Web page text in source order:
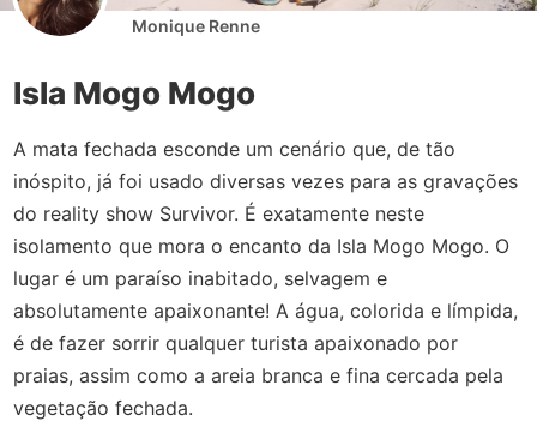
Monique Renne
Isla Mogo Mogo
A mata fechada esconde um cenário que, de tão
inóspito, já foi usado diversas vezes para as gravações
do reality show Survivor. É exatamente neste
isolamento que mora o encanto da Isla Mogo Mogo. O
lugar é um paraíso inabitado, selvagem e
absolutamente apaixonante! A água, colorida e límpida,
é de fazer sorrir qualquer turista apaixonado por
praias, assim como a areia branca e fina cercada pela
vegetação fechada.